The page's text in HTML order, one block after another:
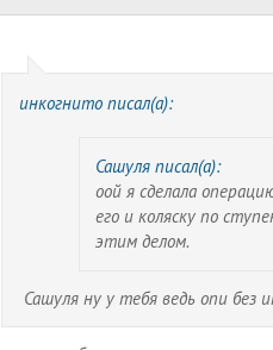
инкогнито писал(а):
Сашуля писал(а):
оой я сделала
его и коляску по
этим делом.
Сашуля ну у тебя ведь опи